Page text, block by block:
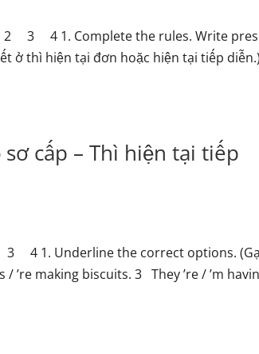
2 3 4 1. Complete the rules. Write
ở thì hiện tại đơn hoặc hiện tại tiếp diễn.)
cấp – Thì hiện tại tiếp
4 1. Underline the correct options.
’re making biscuits. 3 They ’re / ’m